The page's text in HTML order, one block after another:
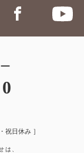
祝日休み ］
は、